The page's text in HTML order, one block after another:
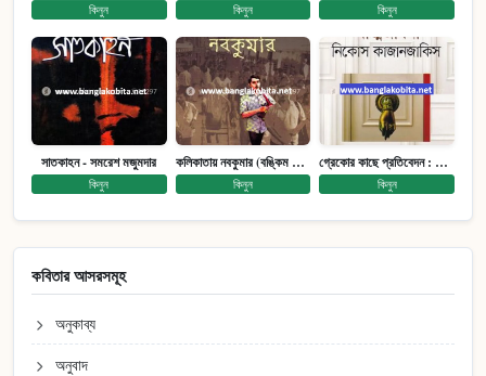
কিনুন কিনুন কিনুন
সাতকাহন - সমরেশ মজুমদার
কিনুন
কলিকাতায় নবকুমার (বঙ্কিম পুরষ্কারে সম্মানিত)(মানবিক মেগা উপন্যাস)
কিনুন
গ্রেকোর কাছে প্রতিবেদন : আত্মজীবনী
কিনুন
কবিতার আসরসমূহ
অনুকাব্য
অনুবাদ